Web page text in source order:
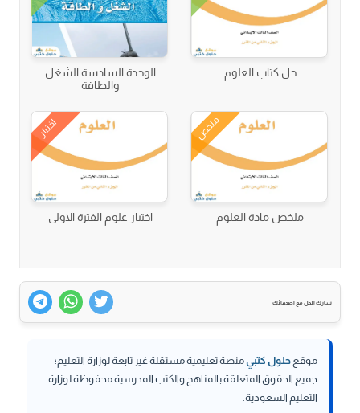
حل كتاب العلوم
الوحدة السادسة الشغل
والطاقة
ملخص
ملخص مادة العلوم
اختبار
اختبار علوم الفترة الاولى
شارك الحل مع اصدقائك
موقع حلول كتبيمنصة تعليمية مستقلة غير تابعة لوزارة التعليم؛
جميع الحقوق المتعلقة بالمناهج والكتب المدرسية محفوظة لوزارة
التعليم السعودية.